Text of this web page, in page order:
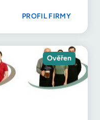
PROFIL FIRMY
Ověřen